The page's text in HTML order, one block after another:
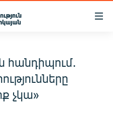
հանդիպում․
չկա»